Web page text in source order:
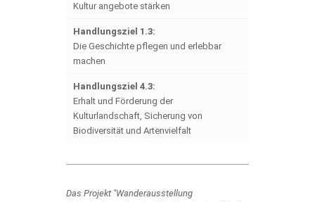
Kultur angebote stärken
Handlungsziel 1.3:
Die Geschichte pflegen und erlebbar
machen
Handlungsziel 4.3:
Erhalt und Förderung der
Kulturlandschaft, Sicherung von
Biodiversität und Artenvielfalt
Das Projekt "Wanderausstellung